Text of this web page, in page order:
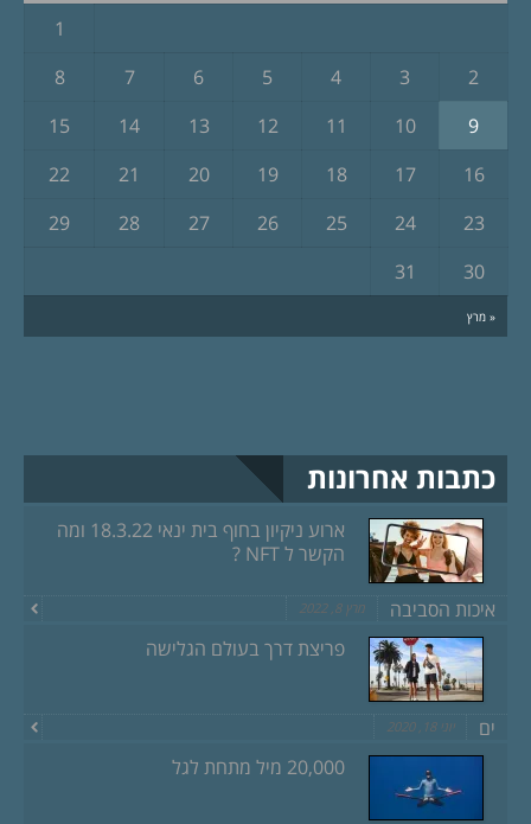
« מרץ
1
2
3
4
5
6
7
8
9
10
11
12
13
14
15
16
17
18
19
20
21
22
23
24
25
26
27
28
29
30
31
כתבות אחרונות
ארוע ניקיון בחוף בית ינאי 18.3.22 ומה
הקשר ל NFT ?
איכות הסביבה מרץ 8, 2022
פריצת דרך בעולם הגלישה
ים יוני 18, 2020
20,000 מיל מתחת לגל